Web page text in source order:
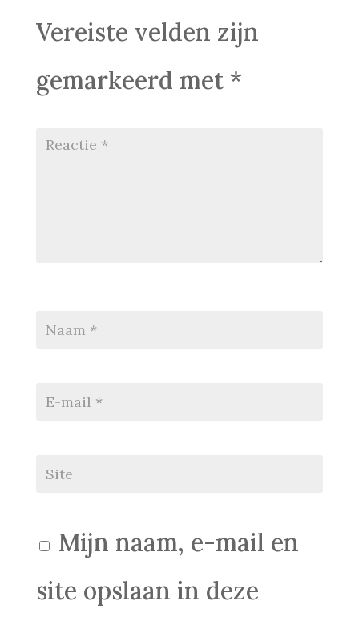
Vereiste velden zijn
gemarkeerd met *
Mijn naam, e-mail en
site opslaan in deze